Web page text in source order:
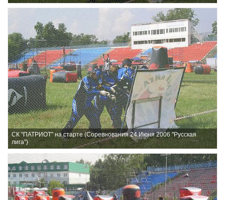
СК "ПАТРИОТ" на старте (Соревнования 24.Июня 2006 "Русская
лига")